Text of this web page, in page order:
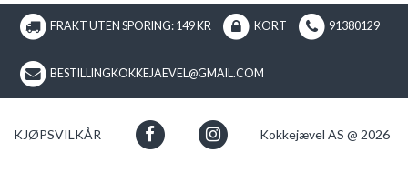
FRAKT UTEN SPORING: 149 KR KORT 91380129
BESTILLINGKOKKEJAEVEL@GMAIL.COM
KJØPSVILKÅR Kokkejævel AS @ 2026